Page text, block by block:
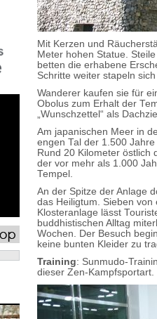
Mit Kerzen und
Meter hohen Statue.
betten die erhabene
Schritte weiter stapeln
Wanderer kaufen sie für
Obolus zum Erhalt der
„Wunschzettel“ als
Am japanischen Meer in
engen Tal der 1.500
Rund 20 Kilometer östlich
der vor mehr als 1.000
Tempel.
An der Spitze der Anlage
das Heiligtum. Sieben
Klosteranlage lässt
buddhistischen Alltag
Wochen. Der Besuch
keine bunten Kleider zu
Training: Sunmudo-
dieser Zen-Kampfsportart.